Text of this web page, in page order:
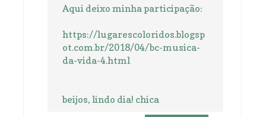
Aqui deixo minha participação:
https://lugarescoloridos.blogsp
ot.com.br/2018/04/bc-musica-
da-vida-4.html
beijos, lindo dia! chica